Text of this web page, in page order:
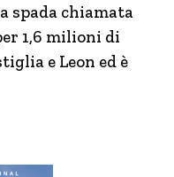
spada chiamata
1,6 milioni di
e Leon ed è